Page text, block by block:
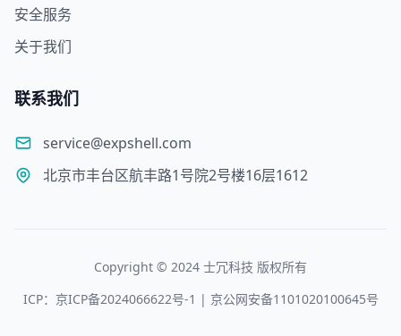
安全服务
关于我们
联系我们
service@expshell.com
北京市丰台区航丰路1号院2号楼16层1612
Copyright © 2024 士冗科技 版权所有
ICP：京ICP备2024066622号-1 | 京公网安备1101020100645号